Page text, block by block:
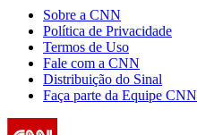
Sobre a CNN
Política de Privacidade
Termos de Uso
Fale com a CNN
Distribuição do Sinal
Faça parte da Equipe CNN